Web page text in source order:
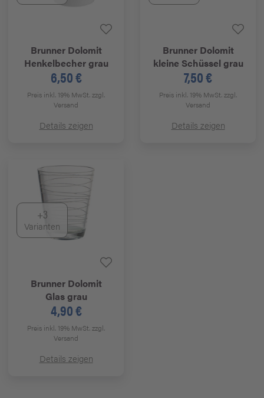
BrunnerDolomit
Henkelbecher grau
6,50 €
Preis inkl. 19% MwSt.zzgl.
Versand
Details zeigen
BrunnerDolomit
kleine Schüssel grau
7,50 €
Preis inkl. 19% MwSt.zzgl.
Versand
Details zeigen
+3
Varianten
BrunnerDolomit
Glas grau
4,90 €
Preis inkl. 19% MwSt.zzgl.
Versand
Details zeigen